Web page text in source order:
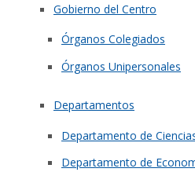
Gobierno del Centro
Órganos Colegiados
Órganos Unipersonales
Departamentos
Departamento de
Departamento de